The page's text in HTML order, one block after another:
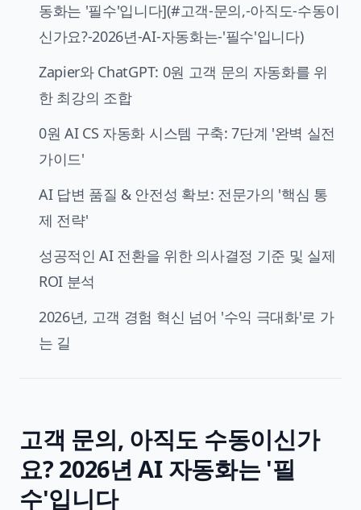
동화는 '필수'입니다](#고객-문의,-아직도-수동이
신가요?-2026년-AI-자동화는-'필수'입니다)
Zapier와 ChatGPT: 0원 고객 문의 자동화를 위
한 최강의 조합
0원 AI CS 자동화 시스템 구축: 7단계 '완벽 실전
가이드'
AI 답변 품질 & 안전성 확보: 전문가의 '핵심 통
제 전략'
성공적인 AI 전환을 위한 의사결정 기준 및 실제
ROI 분석
2026년, 고객 경험 혁신 넘어 '수익 극대화'로 가
는 길
고객 문의, 아직도 수동이신가
요? 2026년AI 자동화는 '필
수'입니다